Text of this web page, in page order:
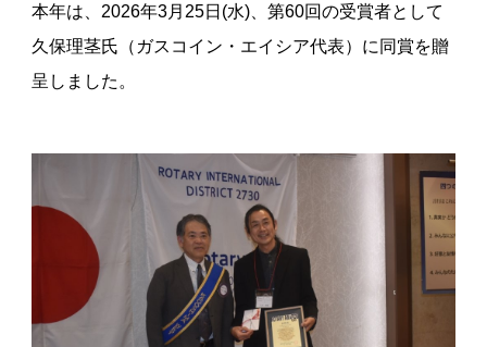
本年は、2026年3月25日(水)、第60回の受賞者として
久保理茎氏（ガスコイン・エイシア代表）に同賞を贈
呈しました。